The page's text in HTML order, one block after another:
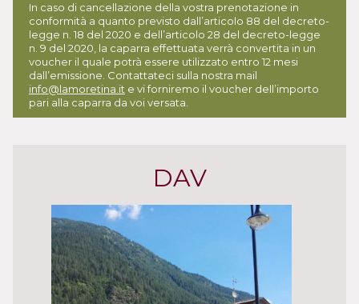
In caso di cancellazione della vostra prenotazione in
conformità a quanto previsto dall’articolo 88 del decreto-
legge n. 18 del 2020 e dell’articolo 28 del decreto-legge
n. 9 del 2020, la caparra effettuata verrà convertita in un
voucher il quale potrà essere utilizzato entro 12 mesi
dall’emissione. Contattateci sulla nostra mail
info@lamoretina.it e vi forniremo il voucher dell’importo
pari alla caparra da voi versata.
DAV